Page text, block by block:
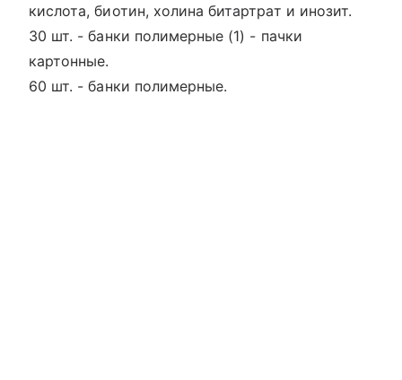
кислота, биотин, холина битартрат и инозит.
30 шт. - банки полимерные (1) - пачки
картонные.
60 шт. - банки полимерные.